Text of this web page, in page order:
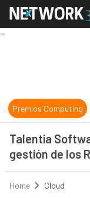
Premios Computing
Talentia
gestión de los
Home Cloud